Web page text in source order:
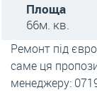
Площа
66м. кв.
Ремонт під
саме ця
менеджеру: